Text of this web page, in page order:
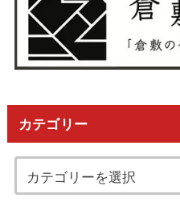
カテゴリー